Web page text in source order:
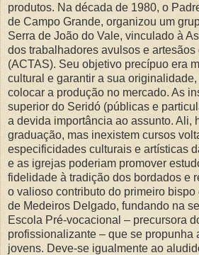
produtos. Na década de 1980, o
de Campo Grande, organizou um
Serra de João do Vale, vinculado à
dos trabalhadores avulsos e
(ACTAS). Seu objetivo precípuo era
cultural e garantir a sua
colocar a produção no mercado. As
superior do Seridó (públicas e
a devida importância ao assunto. Ali,
graduação, mas inexistem cursos
especificidades culturais e artísticas
e as igrejas poderiam promover
fidelidade à tradição dos bordados e
o valioso contributo do primeiro
de Medeiros Delgado, fundando na
Escola Pré-vocacional – precursora
profissionalizante – que se propunha
jovens. Deve-se igualmente ao